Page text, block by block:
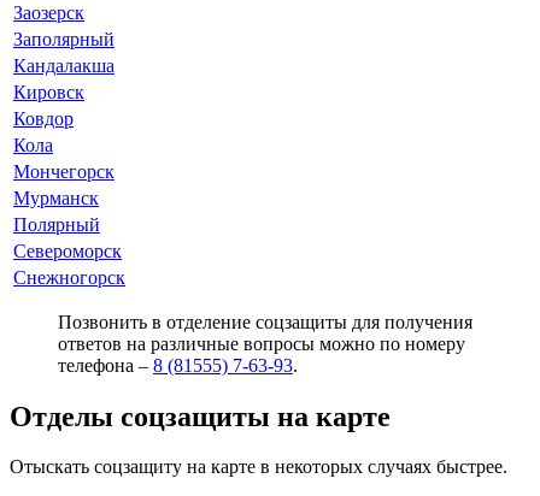
Заозерск
Заполярный
Кандалакша
Кировск
Ковдор
Кола
Мончегорск
Мурманск
Полярный
Североморск
Снежногорск
Позвонить в отделение соцзащиты для получения
ответов на различные вопросы можно по номеру
телефона – 8 (81555) 7-63-93.
Отделы соцзащиты на карте
Отыскать соцзащиту на карте в некоторых случаях быстрее.